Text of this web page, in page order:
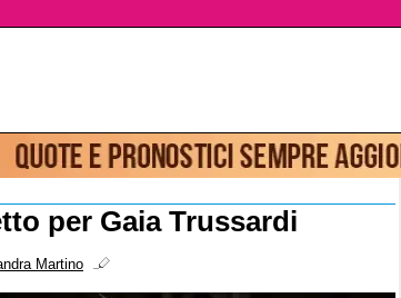
per Gaia Trussardi
Martino